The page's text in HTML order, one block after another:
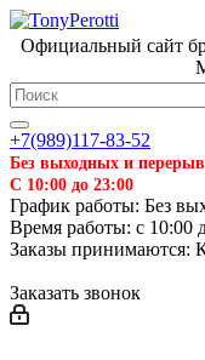
Официальный сайт
+7(989)117-83-52
Без выходных и
С 10:00 до 23:00
График работы: Без
Время работы: с 10:00
Заказы принимаются:
Заказать звонок